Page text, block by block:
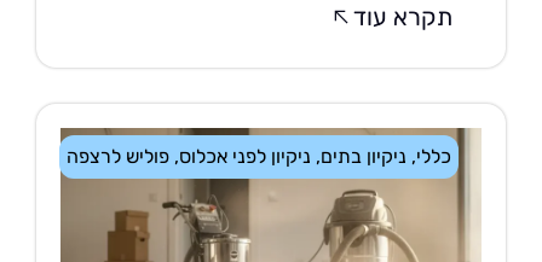
תקרא עוד
ניקיון בתים,ניקיון לפני אכלוס,פוליש לרצפה